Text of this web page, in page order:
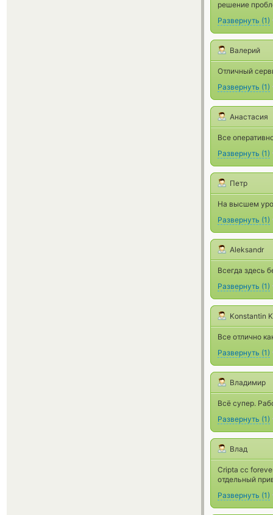
решение
Развернуть (1)
Валерий
Отличный
Развернуть (1)
Анастасия
Все
Развернуть (1)
Петр
На высшем
Развернуть (1)
Aleksandr
Всегда здесь
Развернуть (1)
Konstantin
Все отлично
Развернуть (1)
Владимир
Всё супер.
Развернуть (1)
Влад
Cripta cc
отдельный
Развернуть (1)